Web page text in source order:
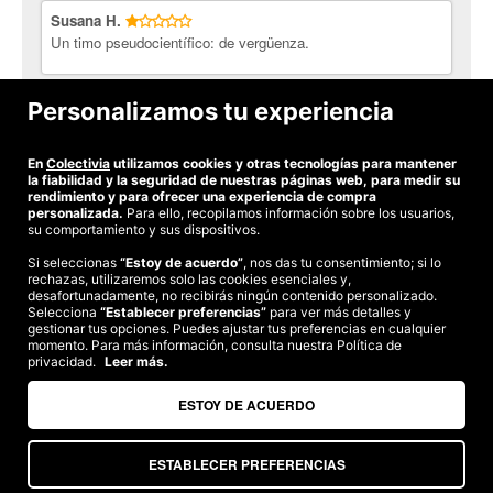
descomposición de los mismos en el aparato digestivo. Si
comemos algo que no puede descomponerse y ser asimilado
gástricos que dificultan las futuras digestiones.
alimentos, no confundir con la alergia alimentaria (en ella
interviene la IgE), en la intolerancia alimentaria interviene la IgG.
Las intolerancias son difíciles de detectar ya que suelen
manifestarse horas después de la ingesta.
El 60% de la población presenta intolerancias, y el consumo de
los alimentos intolerantes genera e inclusive agrava cuadros
clínicos, llegando incluso a producir dolencias crónicas en
algunos casos. Algunas de estas dolencias causadas por tomar
alimentos a los que se es intolerante son:
Procesos digestivos: exceso de peso, síndromes del
intestino irritable, estreñimiento crónico, diarrea, flatulencia,
indigestión, cólicos.
Susana H.
Un timo pseudocientífico: de vergüenza.
Raquel C.
No vale para nada
Ver todas las opiniones
©2026 Colectivia
Términos y condiciones|Política de privacidad|Política de cookies
Estudio turismo de verano 2020
Somos agencia de viajes. CIE: 2313
Personalizamos tu experiencia
En Colectivia utilizamos cookies y otras tecnologías para mantener
la fiabilidad y la seguridad de nuestras páginas web, para medir su
rendimiento y para ofrecer una experiencia de compra
personalizada. Para ello, recopilamos información sobre los usuarios,
su comportamiento y sus dispositivos.
Si seleccionas “Estoy de acuerdo”, nos das tu consentimiento; si lo
rechazas, utilizaremos solo las cookies esenciales y,
desafortunadamente, no recibirás ningún contenido personalizado.
Selecciona “Establecer preferencias” para ver más detalles y
gestionar tus opciones. Puedes ajustar tus preferencias en cualquier
momento. Para más información, consulta nuestra Política de
privacidad. Leer más.
ESTABLECER PREFERENCIAS
ESTOY DE ACUERDO